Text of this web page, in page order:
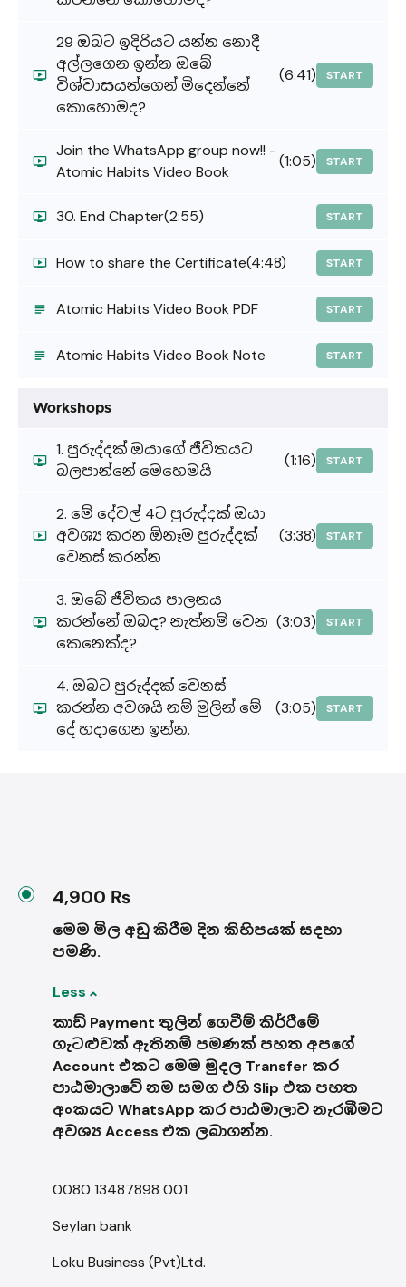
29 ඔබට ඉදිරියට යන්න නොදී
අල්ලගෙන ඉන්න ඔබේ
විශ්වාසයන්ගෙන් මිදෙන්නේ
කොහොමද?
(6:41) START
Join the WhatsApp group now!! -
Atomic Habits Video Book
(1:05) START
30. End Chapter(2:55) START
How to share the Certificate(4:48) START
Atomic Habits Video Book PDF START
Atomic Habits Video Book Note START
Workshops
1. පුරුද්දක් ඔයාගේ ජීවිතයට
බලපාන්නේ මෙහෙමයි
(1:16) START
2. මේ දේවල් 4ට පුරුද්දක් ඔයා
අවශ්‍ය කරන ඕනෑම පුරුද්දක්
වෙනස් කරන්න
(3:38) START
3. ඔබේ ජීවිතය පාලනය
කරන්නේ ඔබද? නැත්නම් වෙන
කෙනෙක්ද?
(3:03) START
4. ඔබට පුරුද්දක් වෙනස්
කරන්න අවශයි නම් මුලින් මේ
දේ හදාගෙන ඉන්න.
(3:05) START
4,900 ₨
මෙම මිල අඩු කිරීම දින කිහිපයක් සදහා
පමණි.
Less
කාඩ් Payment තුලින් ගෙවීම් කිර්‍රීමේ
ගැටළුවක් ඇතිනම් පමණක් පහත අපගේ
Account එකට මෙම මුදල Transfer කර
පාඨමාලාවේ නම සමග එහි Slip එක පහත
අංකයට WhatsApp කර පාඨමාලාව නැරඹීමට
අවශ්‍ය Access එක ලබාගන්න.
0080 13487898 001
Seylan bank
Loku Business (Pvt)Ltd.